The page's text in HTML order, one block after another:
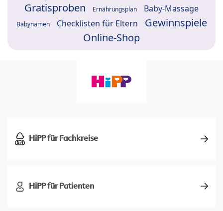
Gratisproben Ernährungsplan Baby-Massage
Babynamen Checklisten für Eltern
Gewinnspiele
Online-Shop
HiPP für Fachkreise
HiPP für Patienten